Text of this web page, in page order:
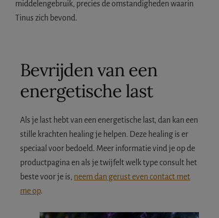
middelengebruik, precies de omstandigheden waarin
Tinus zich bevond.
Bevrijden van een
energetische last
Als je last hebt van een energetische last, dan kan een
stille krachten healing je helpen. Deze healing is er
speciaal voor bedoeld. Meer informatie vind je op de
productpagina en als je twijfelt welk type consult het
beste voor je is, neem dan gerust even contact met
me op.